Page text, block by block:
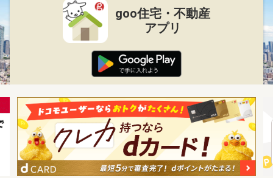
goo住宅・不動産
アプリ